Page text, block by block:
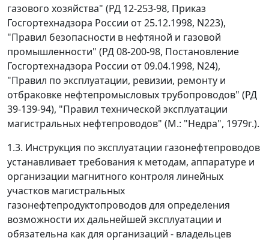
газового хозяйства" (РД 12-253-98, Приказ
Госгортехнадзора России от 25.12.1998, N223),
"Правил безопасности в нефтяной и газовой
промышленности" (РД 08-200-98, Постановление
Госгортехнадзора России от 09.04.1998, N24),
"Правил по эксплуатации, ревизии, ремонту и
отбраковке нефтепромысловых трубопроводов" (РД
39-139-94), "Правил технической эксплуатации
магистральных нефтепроводов" (М.: "Недра", 1979г.).
1.3. Инструкция по эксплуатации газонефтепроводов
устанавливает требования к методам, аппаратуре и
организации магнитного контроля линейных
участков магистральных
газонефтепродуктопроводов для определения
возможности их дальнейшей эксплуатации и
обязательна как для организаций - владельцев